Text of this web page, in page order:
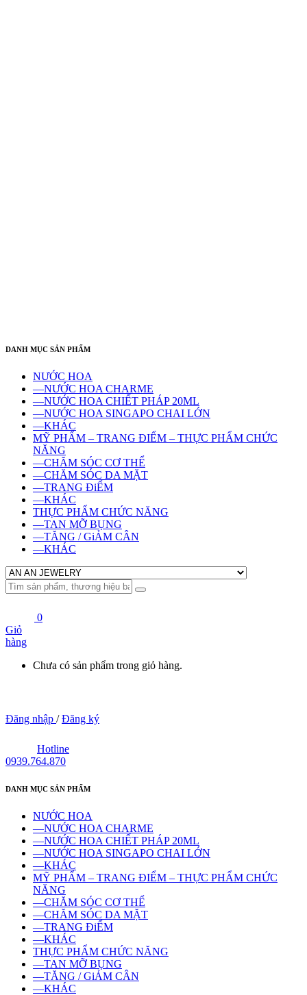
DANH MỤC SẢN PHẨM
NƯỚC HOA
—NƯỚC HOA CHARME
—NƯỚC HOA CHIẾT PHÁP 20ML
—NƯỚC HOA SINGAPO CHAI LỚN
—KHÁC
MỸ PHẨM – TRANG ĐIỂM – THỰC PHẨM CHỨC
NĂNG
—CHĂM SÓC CƠ THỂ
—CHĂM SÓC DA MẶT
—TRANG ĐiỂM
—KHÁC
THỰC PHẨM CHỨC NĂNG
—TAN MỠ BỤNG
—TĂNG / GiẢM CÂN
—KHÁC
0
Giỏ
hàng
Chưa có sản phẩm trong giỏ hàng.
Đăng nhập /Đăng ký
Hotline
0939.764.870
DANH MỤC SẢN PHẨM
NƯỚC HOA
—NƯỚC HOA CHARME
—NƯỚC HOA CHIẾT PHÁP 20ML
—NƯỚC HOA SINGAPO CHAI LỚN
—KHÁC
MỸ PHẨM – TRANG ĐIỂM – THỰC PHẨM CHỨC
NĂNG
—CHĂM SÓC CƠ THỂ
—CHĂM SÓC DA MẶT
—TRANG ĐiỂM
—KHÁC
THỰC PHẨM CHỨC NĂNG
—TAN MỠ BỤNG
—TĂNG / GiẢM CÂN
—KHÁC